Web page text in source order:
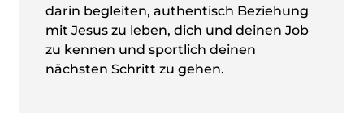
darin begleiten, authentisch Beziehung
mit Jesus zu leben, dich und deinen Job
zu kennen und sportlich deinen
nächsten Schritt zu gehen.